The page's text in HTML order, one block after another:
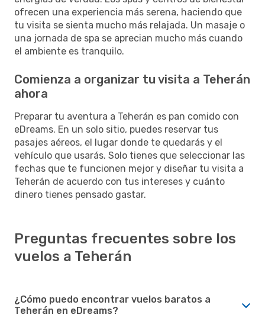
ofrecen una experiencia más serena, haciendo que
tu visita se sienta mucho más relajada. Un masaje o
una jornada de spa se aprecian mucho más cuando
el ambiente es tranquilo.
Comienza a organizar tu visita a Teherán
ahora
Preparar tu aventura a Teherán es pan comido con
eDreams. En un solo sitio, puedes reservar tus
pasajes aéreos, el lugar donde te quedarás y el
vehículo que usarás. Solo tienes que seleccionar las
fechas que te funcionen mejor y diseñar tu visita a
Teherán de acuerdo con tus intereses y cuánto
dinero tienes pensado gastar.
Preguntas frecuentes sobre los
vuelos a Teherán
¿Cómo puedo encontrar vuelos baratos a
Teherán en eDreams?